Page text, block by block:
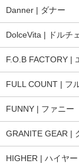
Danner | ダナー
DolceVita | ドルチ
F.O.B FACTORY |
FULL COUNT | フ
FUNNY | ファニー
GRANITE GEAR |
HIGHER | ハイヤー